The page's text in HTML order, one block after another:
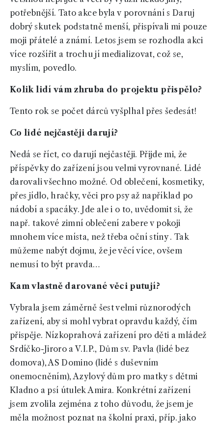
potřebnější. Tato akce byla v porovnání s Daruj
dobrý skutek podstatně menší, přispívali mi pouze
moji přátelé a známí. Letos jsem se rozhodla akci
více rozšířit a trochu jí medializovat, což se,
myslím, povedlo.
Kolik lidí vám zhruba do projektu přispělo?
Tento rok se počet dárců vyšplhal přes šedesát!
Co lidé nejčastěji darují?
Nedá se říct, co darují nejčastěji. Přijde mi, že
příspěvky do zařízení jsou velmi vyrovnané. Lidé
darovali všechno možné. Od oblečení, kosmetiky,
přes jídlo, hračky, věci pro psy až například po
nádobí a spacáky. Jde ale i o to, uvědomit si, že
např. takové zimní oblečení zabere v pokoji
mnohem více místa, než třeba oční stíny . Tak
můžeme nabýt dojmu, že je věcí více, ovšem
nemusí to být pravda…
Kam vlastně darované věci putují?
Vybrala jsem záměrně šest velmi různorodých
zařízení, aby si mohl vybrat opravdu každý, čím
přispěje. Nízkoprahová zařízení pro děti a mládež
Srdíčko-Jiroro a V.I.P., Dům sv. Pavla (lidé bez
domova), AS Domino (lidé s duševním
onemocněním), Azylový dům pro matky s dětmi
Kladno a psí útulek Amira. Konkrétní zařízení
jsem zvolila zejména z toho důvodu, že jsem je
měla možnost poznat na školní praxi, příp. jako